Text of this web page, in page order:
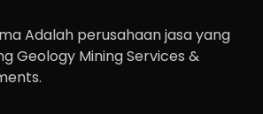
Adalah perusahaan jasa yang
Geology Mining Services &